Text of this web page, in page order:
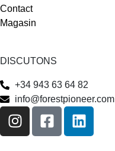
Contact
Magasin
DISCUTONS
+34 943 63 64 82
info@forestpioneer.com